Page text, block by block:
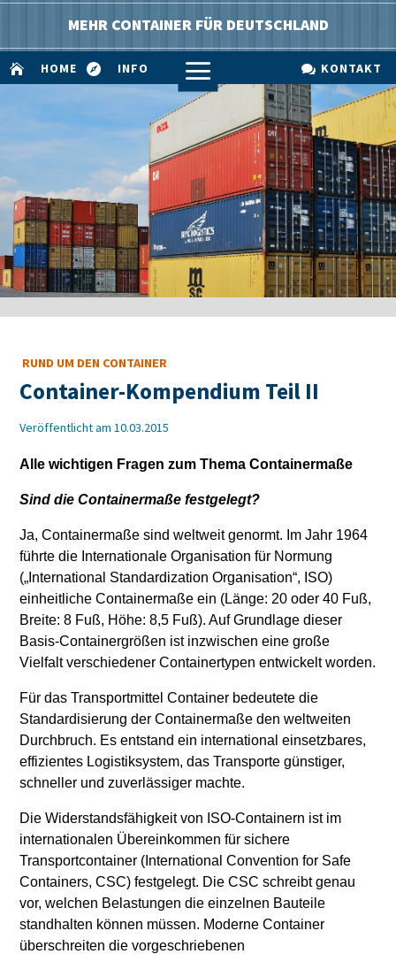
MEHR CONTAINER FÜR DEUTSCHLAND
 HOME  INFO a  KONTAKT
RUND UM DEN CONTAINER
Container-Kompendium Teil II
Veröffentlicht am 10.03.2015
Alle wichtigen Fragen zum Thema Containermaße
Sind die Containermaße festgelegt?
Ja, Containermaße sind weltweit genormt. Im Jahr 1964
führte die Internationale Organisation für Normung
(„International Standardization Organisation“, ISO)
einheitliche Containermaße ein (Länge: 20 oder 40 Fuß,
Breite: 8 Fuß, Höhe: 8,5 Fuß). Auf Grundlage dieser
Basis-Containergrößen ist inzwischen eine große
Vielfalt verschiedener Containertypen entwickelt worden.
Für das Transportmittel Container bedeutete die
Standardisierung der Containermaße den weltweiten
Durchbruch. Es entstand ein international einsetzbares,
effizientes Logistiksystem, das Transporte günstiger,
schneller und zuverlässiger machte.
Die Widerstandsfähigkeit von ISO-Containern ist im
internationalen Übereinkommen für sichere
Transportcontainer (International Convention for Safe
Containers, CSC) festgelegt. Die CSC schreibt genau
vor, welchen Belastungen die einzelnen Bauteile
standhalten können müssen. Moderne Container
überschreiten die vorgeschriebenen